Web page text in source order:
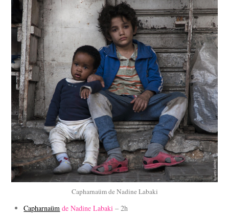
Capharnaüm de Nadine Labaki
Capharnaüm de Nadine Labaki – 2h